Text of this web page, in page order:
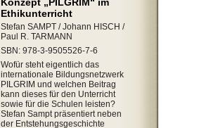
Ethikunterricht
Stefan SAMPT / Johann HISCH /
Paul R. TARMANN
SBN: 978-3-9505526-7-6
Wofür steht eigentlich das
internationale Bildungsnetzwerk
PILGRIM und welchen Beitrag
kann dieses für den Unterricht
sowie für die Schulen leisten?
Stefan Sampt präsentiert neben
der Entstehungsgeschichte